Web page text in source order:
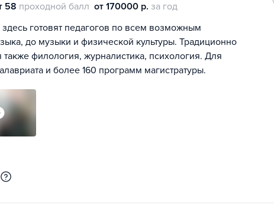
58 проходной балл от 170000 р. за год
готовят педагогов по всем возможным
до музыки и физической культуры. Традиционно
филология, журналистика, психология. Для
и более 160 программ магистратуры.